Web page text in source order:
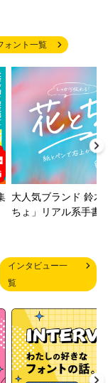
ォント一覧
大人気ブランド 鈴木
ちょ」リアル系手書
インタビュー一
覧